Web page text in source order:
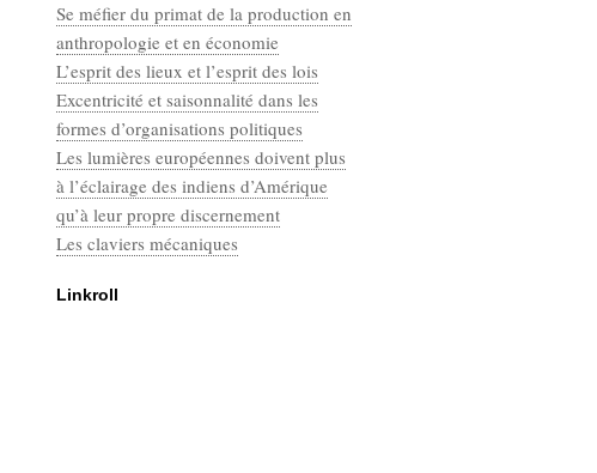
Se méfier du primat de la production en
anthropologie et en économie
L’esprit des lieux et l’esprit des lois
Excentricité et saisonnalité dans les
formes d’organisations politiques
Les lumières européennes doivent plus
à l’éclairage des indiens d’Amérique
qu’à leur propre discernement
Les claviers mécaniques
Linkroll